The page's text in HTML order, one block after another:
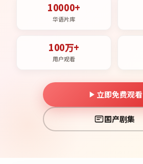
10000+
华语片库
100万+
用户观看
立即免费观看
国产剧集